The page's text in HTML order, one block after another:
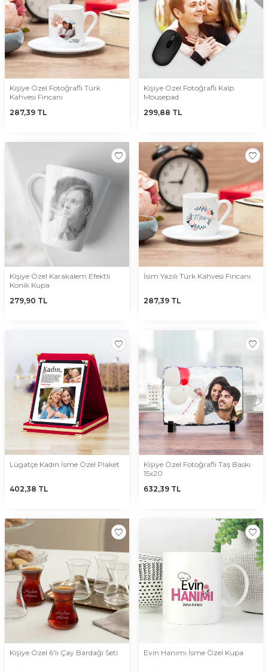
Kişiye Özel Fotoğraflı Türk
Kahvesi Fincanı
287,39 TL
Kişiye Özel Fotoğraflı Kalp
Mousepad
299,88 TL
Kişiye Özel Karakalem Efektli
Konik Kupa
279,90 TL
İsim Yazılı Türk Kahvesi Fincanı
287,39 TL
Lügatçe Kadın İsme Özel Plaket
402,38 TL
Kişiye Özel Fotoğraflı Taş Baskı
15x20
632,39 TL
Kişiye Özel 6'lı Çay Bardağı Seti Evin Hanımı İsme Özel Kupa